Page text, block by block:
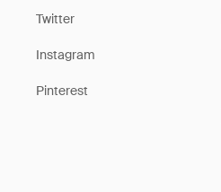
Twitter
Instagram
Pinterest